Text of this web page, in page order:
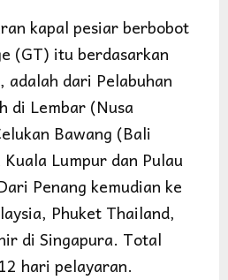
kapal pesiar berbobot
(GT) itu berdasarkan
adalah dari Pelabuhan
di Lembar (Nusa
Bawang (Bali
Lumpur dan Pulau
Penang kemudian ke
Phuket Thailand,
di Singapura. Total
hari pelayaran.